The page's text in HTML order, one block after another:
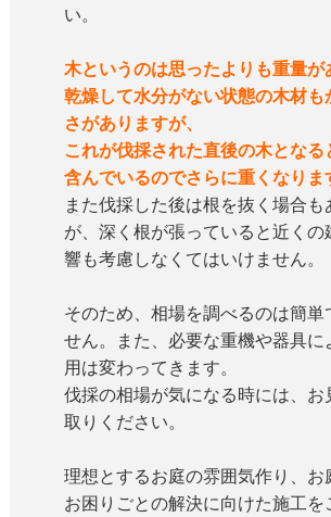
い。
木というのは思ったよりも重量が
乾燥して水分がない状態の木材も
さがありますが、
これが伐採された直後の木となる
含んでいるのでさらに重くなりま
また伐採した後は根を抜く場合も
が、深く根が張っていると近くの
響も考慮しなくてはいけません。
そのため、相場を調べるのは簡単
せん。また、必要な重機や器具に
用は変わってきます。
伐採の相場が気になる時には、お
取りください。
理想とするお庭の雰囲気作り、お
お困りごとの解決に向けた施工を